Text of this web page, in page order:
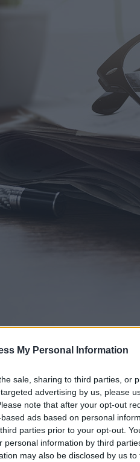
My Personal Information
sale, sharing to third parties, or
advertising by us, please
note that after your opt-out
ads based on personal
parties prior to your opt-out.
information by third
may also be disclosed by us